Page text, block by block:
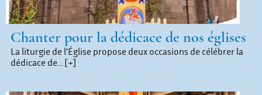
Chanter pour la dédicace de nos églises
La liturgie de l’Église propose deux occasions de célébrer la
dédicace de… [+]